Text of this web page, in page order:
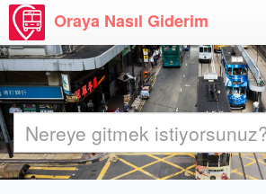
Oraya Nasıl Giderim